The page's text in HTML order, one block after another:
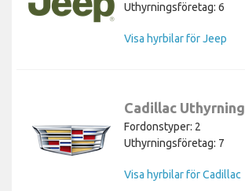
Uthyrningsföretag: 6
Visa hyrbilar för Jeep
Cadillac Uthyrning
Fordonstyper: 2
Uthyrningsföretag: 7
Visa hyrbilar för Cadillac